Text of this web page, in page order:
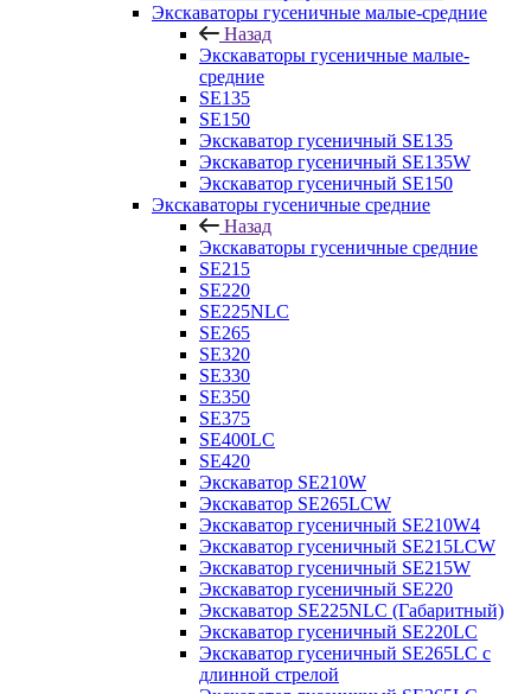
Экскаваторы гусеничные малые-средние
Назад
Экскаваторы гусеничные малые-
средние
SE135
SE150
Экскаватор гусеничный SE135
Экскаватор гусеничный SE135W
Экскаватор гусеничный SE150
Экскаваторы гусеничные средние
Назад
Экскаваторы гусеничные средние
SE215
SE220
SE225NLC
SE265
SE320
SE330
SE350
SE375
SE400LC
SE420
Экскаватор SE210W
Экскаватор SE265LCW
Экскаватор гусеничный SE210W4
Экскаватор гусеничный SE215LCW
Экскаватор гусеничный SE215W
Экскаватор гусеничный SE220
Экскаватор SE225NLC (Габаритный)
Экскаватор гусеничный SE220LC
Экскаватор гусеничный SE265LC с
длинной стрелой